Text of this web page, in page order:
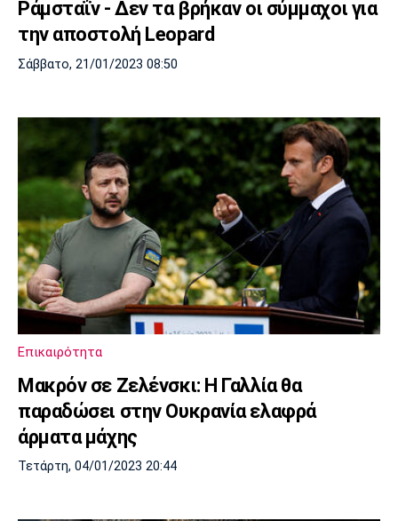
Ράμσταΐν - Δεν τα βρήκαν οι σύμμαχοι για
την αποστολή Leopard
Σάββατο, 21/01/2023 08:50
Επικαιρότητα
Μακρόν σε Ζελένσκι: Η Γαλλία θα
παραδώσει στην Ουκρανία ελαφρά
άρματα μάχης
Τετάρτη, 04/01/2023 20:44